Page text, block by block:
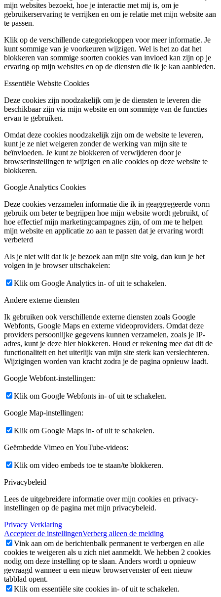
mijn websites bezoekt, hoe je interactie met mij is, om je
gebruikerservaring te verrijken en om je relatie met mijn website aan
te passen.
Klik op de verschillende categoriekoppen voor meer informatie. Je
kunt sommige van je voorkeuren wijzigen. Wel is het zo dat het
blokkeren van sommige soorten cookies van invloed kan zijn op je
ervaring op mijn websites en op de diensten die ik je kan aanbieden.
Essentiële Website Cookies
Deze cookies zijn noodzakelijk om je de diensten te leveren die
beschikbaar zijn via mijn website en om sommige van de functies
ervan te gebruiken.
Omdat deze cookies noodzakelijk zijn om de website te leveren,
kunt je ze niet weigeren zonder de werking van mijn site te
beïnvloeden. Je kunt ze blokkeren of verwijderen door je
browserinstellingen te wijzigen en alle cookies op deze website te
blokkeren.
Google Analytics Cookies
Deze cookies verzamelen informatie die ik in geaggregeerde vorm
gebruik om beter te begrijpen hoe mijn website wordt gebruikt, of
hoe effectief mijn marketingcampagnes zijn, of om me te helpen
mijn website en applicatie zo aan te passen dat je ervaring wordt
verbeterd
Als je niet wilt dat ik je bezoek aan mijn site volg, dan kun je het
volgen in je browser uitschakelen:
Klik om Google Analytics in- of uit te schakelen.
Andere externe diensten
Ik gebruiken ook verschillende externe diensten zoals Google
Webfonts, Google Maps en externe videoproviders. Omdat deze
providers persoonlijke gegevens kunnen verzamelen, zoals je IP-
adres, kunt je deze hier blokkeren. Houd er rekening mee dat dit de
functionaliteit en het uiterlijk van mijn site sterk kan verslechteren.
Wijzigingen worden van kracht zodra je de pagina opnieuw laadt.
Google Webfont-instellingen:
Klik om Google Webfonts in- of uit te schakelen.
Google Map-instellingen:
Klik om Google Maps in- of uit te schakelen.
Geëmbedde Vimeo en YouTube-videos:
Klik om video embeds toe te staan/te blokkeren.
Privacybeleid
Lees de uitgebreidere informatie over mijn cookies en privacy-
instellingen op de pagina met mijn privacybeleid.
Privacy Verklaring
Accepteer de instellingenVerberg alleen de melding
Vink aan om de berichtenbalk permanent te verbergen en alle
cookies te weigeren als u zich niet aanmeldt. We hebben 2 cookies
nodig om deze instelling op te slaan. Anders wordt u opnieuw
gevraagd wanneer u een nieuw browservenster of een nieuw
tabblad opent.
Klik om essentiële site cookies in- of uit te schakelen.